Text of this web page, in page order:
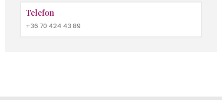
Telefon
+36 70 424 43 89